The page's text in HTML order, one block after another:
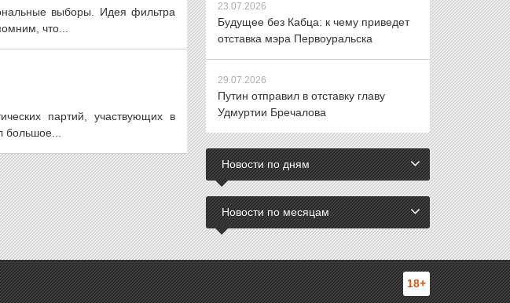
выборы. Идея фильтра
что...
партий, участвующих в
большое...
23.07.2026
Будущее без Кабца: к чему приведет
отставка мэра Первоуральска
29.07.2026
Путин отправил в отставку главу
Удмуртии Бречалова
Новости по дням
Новости по месяцам
18+